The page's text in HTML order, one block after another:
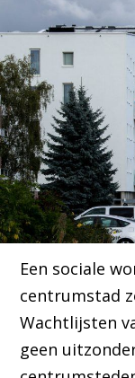
Een sociale
centrumstad
Wachtlijsten
geen